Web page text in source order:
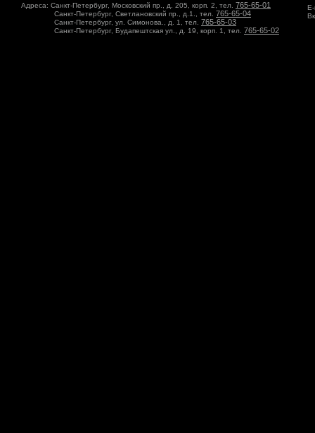
Адреса: Санкт-Петербург, Московский пр., д. 205, корп. 2, тел. 765-65-01
Санкт-Петербург, Светлановский пр., д.1., тел. 765-65-04
Санкт-Петербург, ул. Симонова., д. 1, тел. 765-65-03
Санкт-Петербург, Будапештская ул., д. 19, корп. 1, тел. 765-65-02